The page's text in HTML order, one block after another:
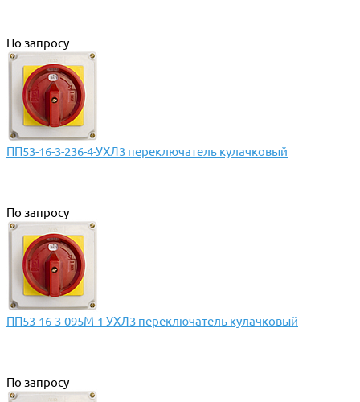
По запросу
ПП53-16-3-236-4-УХЛ3 переключатель кулачковый
По запросу
ПП53-16-3-095М-1-УХЛ3 переключатель кулачковый
По запросу